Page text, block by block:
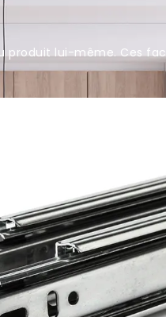
lui-même. Ces